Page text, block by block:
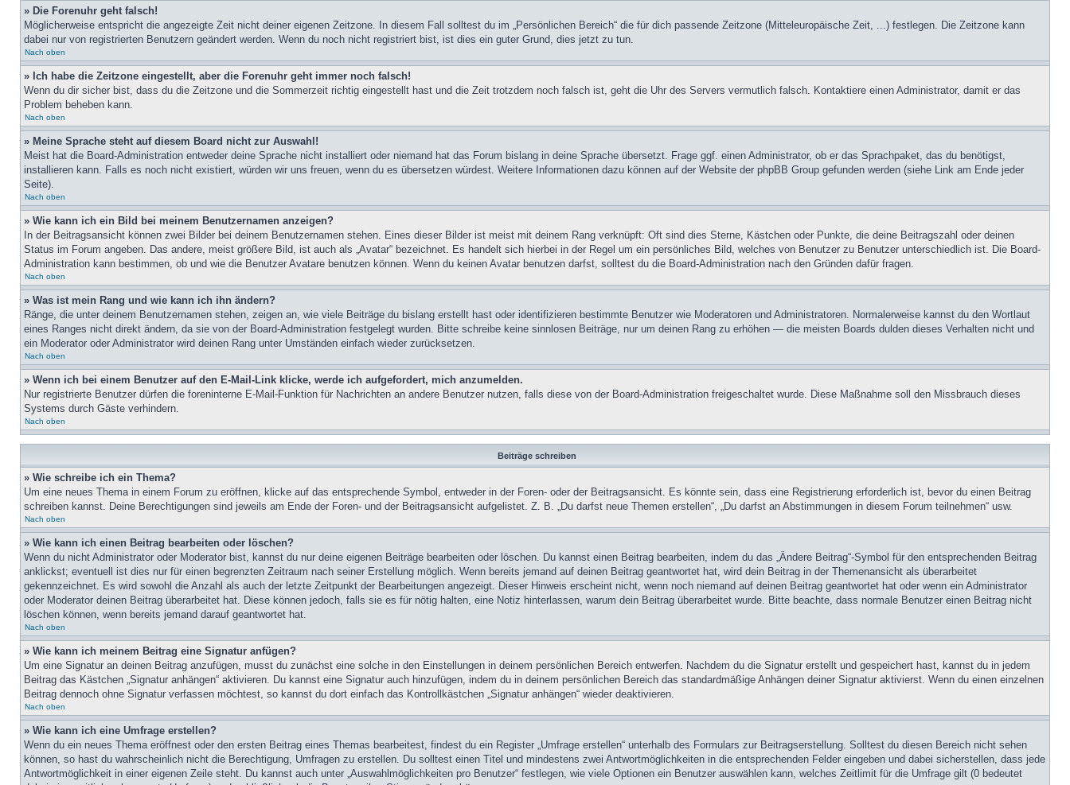
» Die Forenuhr geht falsch!
Möglicherweise entspricht die angezeigte Zeit nicht deiner eigenen Zeitzone. In diesem Fall solltest du im „Persönlichen Bereich“ die für dich passende Zeitzone (Mitteleuropäische Zeit, ...) festlegen. Die Zeitzone kann
dabei nur von registrierten Benutzern geändert werden. Wenn du noch nicht registriert bist, ist dies ein guter Grund, dies jetzt zu tun.
Nach oben
» Ich habe die Zeitzone eingestellt, aber die Forenuhr geht immer noch falsch!
Wenn du dir sicher bist, dass du die Zeitzone und die Sommerzeit richtig eingestellt hast und die Zeit trotzdem noch falsch ist, geht die Uhr des Servers vermutlich falsch. Kontaktiere einen Administrator, damit er das
Problem beheben kann.
Nach oben
» Meine Sprache steht auf diesem Board nicht zur Auswahl!
Meist hat die Board-Administration entweder deine Sprache nicht installiert oder niemand hat das Forum bislang in deine Sprache übersetzt. Frage ggf. einen Administrator, ob er das Sprachpaket, das du benötigst,
installieren kann. Falls es noch nicht existiert, würden wir uns freuen, wenn du es übersetzen würdest. Weitere Informationen dazu können auf der Website der phpBB Group gefunden werden (siehe Link am Ende jeder
Seite).
Nach oben
» Wie kann ich ein Bild bei meinem Benutzernamen anzeigen?
In der Beitragsansicht können zwei Bilder bei deinem Benutzernamen stehen. Eines dieser Bilder ist meist mit deinem Rang verknüpft: Oft sind dies Sterne, Kästchen oder Punkte, die deine Beitragszahl oder deinen
Status im Forum angeben. Das andere, meist größere Bild, ist auch als „Avatar“ bezeichnet. Es handelt sich hierbei in der Regel um ein persönliches Bild, welches von Benutzer zu Benutzer unterschiedlich ist. Die Board-
Administration kann bestimmen, ob und wie die Benutzer Avatare benutzen können. Wenn du keinen Avatar benutzen darfst, solltest du die Board-Administration nach den Gründen dafür fragen.
Nach oben
» Was ist mein Rang und wie kann ich ihn ändern?
Ränge, die unter deinem Benutzernamen stehen, zeigen an, wie viele Beiträge du bislang erstellt hast oder identifizieren bestimmte Benutzer wie Moderatoren und Administratoren. Normalerweise kannst du den Wortlaut
eines Ranges nicht direkt ändern, da sie von der Board-Administration festgelegt wurden. Bitte schreibe keine sinnlosen Beiträge, nur um deinen Rang zu erhöhen — die meisten Boards dulden dieses Verhalten nicht und
ein Moderator oder Administrator wird deinen Rang unter Umständen einfach wieder zurücksetzen.
Nach oben
» Wenn ich bei einem Benutzer auf den E-Mail-Link klicke, werde ich aufgefordert, mich anzumelden.
Nur registrierte Benutzer dürfen die foreninterne E-Mail-Funktion für Nachrichten an andere Benutzer nutzen, falls diese von der Board-Administration freigeschaltet wurde. Diese Maßnahme soll den Missbrauch dieses
Systems durch Gäste verhindern.
Nach oben
Beiträge schreiben
» Wie schreibe ich ein Thema?
Um eine neues Thema in einem Forum zu eröffnen, klicke auf das entsprechende Symbol, entweder in der Foren- oder der Beitragsansicht. Es könnte sein, dass eine Registrierung erforderlich ist, bevor du einen Beitrag
schreiben kannst. Deine Berechtigungen sind jeweils am Ende der Foren- und der Beitragsansicht aufgelistet. Z. B. „Du darfst neue Themen erstellen“, „Du darfst an Abstimmungen in diesem Forum teilnehmen“ usw.
Nach oben
» Wie kann ich einen Beitrag bearbeiten oder löschen?
Wenn du nicht Administrator oder Moderator bist, kannst du nur deine eigenen Beiträge bearbeiten oder löschen. Du kannst einen Beitrag bearbeiten, indem du das „Ändere Beitrag“-Symbol für den entsprechenden Beitrag
anklickst; eventuell ist dies nur für einen begrenzten Zeitraum nach seiner Erstellung möglich. Wenn bereits jemand auf deinen Beitrag geantwortet hat, wird dein Beitrag in der Themenansicht als überarbeitet
gekennzeichnet. Es wird sowohl die Anzahl als auch der letzte Zeitpunkt der Bearbeitungen angezeigt. Dieser Hinweis erscheint nicht, wenn noch niemand auf deinen Beitrag geantwortet hat oder wenn ein Administrator
oder Moderator deinen Beitrag überarbeitet hat. Diese können jedoch, falls sie es für nötig halten, eine Notiz hinterlassen, warum dein Beitrag überarbeitet wurde. Bitte beachte, dass normale Benutzer einen Beitrag nicht
löschen können, wenn bereits jemand darauf geantwortet hat.
Nach oben
» Wie kann ich meinem Beitrag eine Signatur anfügen?
Um eine Signatur an deinen Beitrag anzufügen, musst du zunächst eine solche in den Einstellungen in deinem persönlichen Bereich entwerfen. Nachdem du die Signatur erstellt und gespeichert hast, kannst du in jedem
Beitrag das Kästchen „Signatur anhängen“ aktivieren. Du kannst eine Signatur auch hinzufügen, indem du in deinem persönlichen Bereich das standardmäßige Anhängen deiner Signatur aktivierst. Wenn du einen einzelnen
Beitrag dennoch ohne Signatur verfassen möchtest, so kannst du dort einfach das Kontrollkästchen „Signatur anhängen“ wieder deaktivieren.
Nach oben
» Wie kann ich eine Umfrage erstellen?
Wenn du ein neues Thema eröffnest oder den ersten Beitrag eines Themas bearbeitest, findest du ein Register „Umfrage erstellen“ unterhalb des Formulars zur Beitragserstellung. Solltest du diesen Bereich nicht sehen
können, so hast du wahrscheinlich nicht die Berechtigung, Umfragen zu erstellen. Du solltest einen Titel und mindestens zwei Antwortmöglichkeiten in die entsprechenden Felder eingeben und dabei sicherstellen, dass jede
Antwortmöglichkeit in einer eigenen Zeile steht. Du kannst auch unter „Auswahlmöglichkeiten pro Benutzer“ festlegen, wie viele Optionen ein Benutzer auswählen kann, welches Zeitlimit für die Umfrage gilt (0 bedeutet